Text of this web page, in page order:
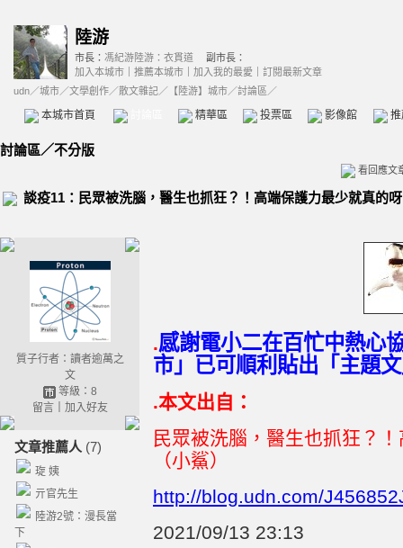
陸游
市長： 馮紀游陸游：衣貫道
副市長：
加入本城市
推薦本城市 加入我的最愛
訂閱最新文章
udn／城市／文學創作／散文雜記／ 【陸游】城市／討論區／
本城市首頁 精華區 投票區 影像館
討論區／不分版
看回應文
談疫11：民眾被洗腦，醫生也抓狂？！高端保護力最少就真的
質子行者：讀者逾萬之
文
等級：8
留言｜ 加入好友
文章推薦人 (7)
琁 姨
亓官先生
陸游2號：漫長當
下
.感謝電小二在百忙中熱心
市」已可順利貼出「主題
.本文出自：
民眾被洗腦，醫生也抓狂？
（小鯊）
http://blog.udn.com/
2021/09/13 23:13